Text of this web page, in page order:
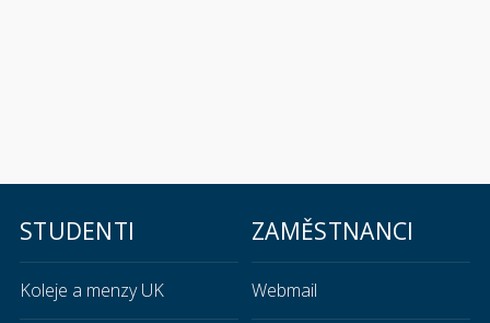
STUDENTI
Koleje a menzy UK
ZAMĚSTNANCI
Webmail